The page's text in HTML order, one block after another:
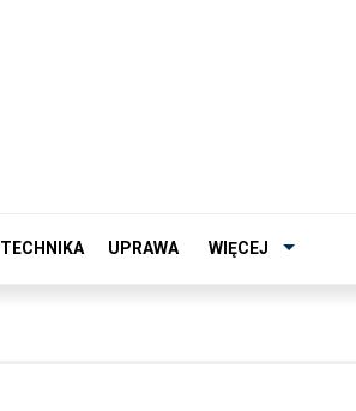
TECHNIKA UPRAWA WIĘCEJ